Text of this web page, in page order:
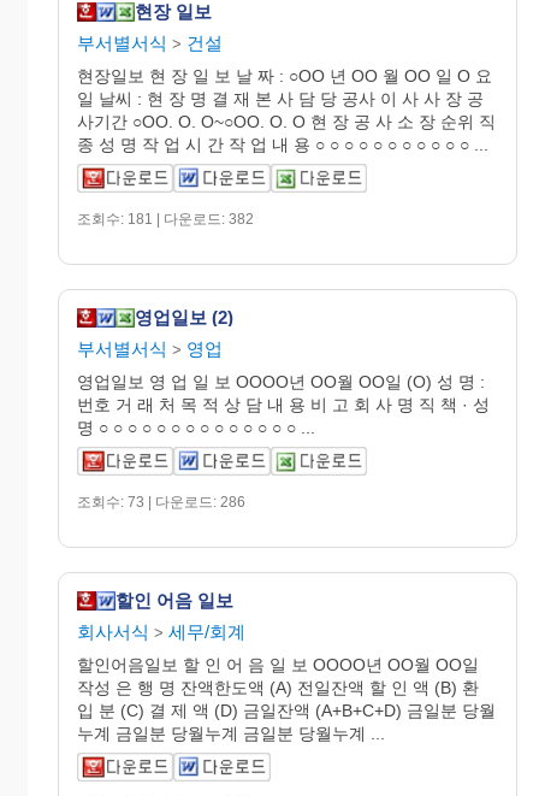
현장 일보
부서별서식 > 건설
현장일보 현 장 일 보 날 짜 : ○OO 년 OO 월 OO 일 O 요
일 날씨 : 현 장 명 결 재 본 사 담 당 공사 이 사 사 장 공
사기간 ○OO. O. O~○OO. O. O 현 장 공 사 소 장 순위 직
종 성 명 작 업 시 간 작 업 내 용 ○ ○ ○ ○ ○ ○ ○ ○ ○ ○ ○ ...
조회수: 181 | 다운로드: 382
영업일보 (2)
부서별서식 > 영업
영업일보 영 업 일 보 OOOO년 OO월 OO일 (O) 성 명 :
번호 거 래 처 목 적 상 담 내 용 비 고 회 사 명 직 책 · 성
명 ○ ○ ○ ○ ○ ○ ○ ○ ○ ○ ○ ○ ○ ○ ...
조회수: 73 | 다운로드: 286
할인 어음 일보
회사서식 > 세무/회계
할인어음일보 할 인 어 음 일 보 OOOO년 OO월 OO일
작성 은 행 명 잔액한도액 (A) 전일잔액 할 인 액 (B) 환
입 분 (C) 결 제 액 (D) 금일잔액 (A+B+C+D) 금일분 당월
누계 금일분 당월누계 금일분 당월누계 ...